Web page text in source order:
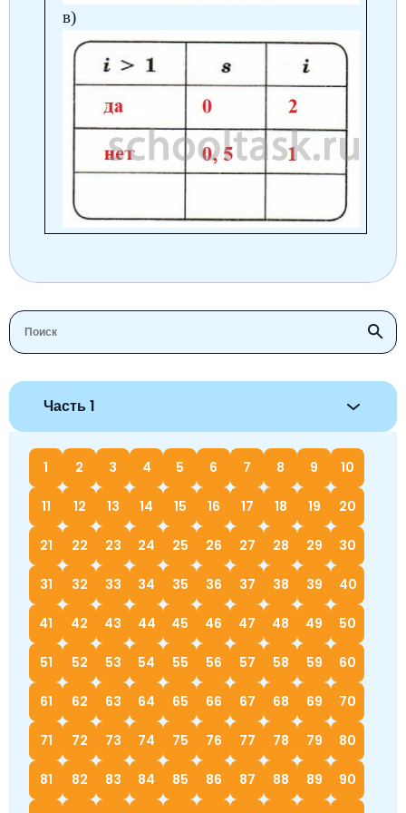
в)
Часть 1
1 2 3 4 5 6 7 8 9 10
11 12 13 14 15 16 17 18 19 20
21 22 23 24 25 26 27 28 29 30
31 32 33 34 35 36 37 38 39 40
41 42 43 44 45 46 47 48 49 50
51 52 53 54 55 56 57 58 59 60
61 62 63 64 65 66 67 68 69 70
71 72 73 74 75 76 77 78 79 80
81 82 83 84 85 86 87 88 89 90